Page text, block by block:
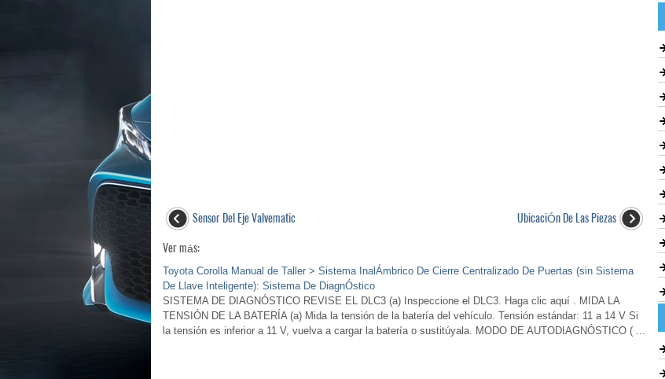
Sensor Del Eje Valvematic
UbicaciÓn De Las Piezas
Ver más:
Toyota Corolla Manual de Taller > Sistema InalÁmbrico De Cierre Centralizado De Puertas (sin Sistema
De Llave Inteligente): Sistema De DiagnÓstico
SISTEMA DE DIAGNÓSTICO REVISE EL DLC3 (a) Inspeccione el DLC3. Haga clic aquí . MIDA LA
TENSIÓN DE LA BATERÍA (a) Mida la tensión de la batería del vehículo. Tensión estándar: 11 a 14 V Si
la tensión es inferior a 11 V, vuelva a cargar la batería o sustitúyala. MODO DE AUTODIAGNÓSTICO ( ...